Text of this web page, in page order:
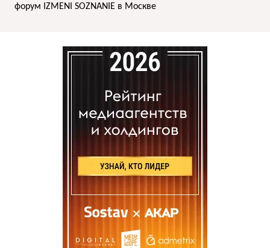
форум IZMENI SOZNANIE в Москве